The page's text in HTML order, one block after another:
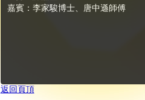
嘉賓：李家駿博士、唐中遜師傅
返回頁頂